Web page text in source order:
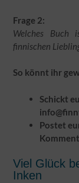
Frage 2:
Welches Buch
finnischen
So könnt ihr
Schickt
Postet
Viel Glück
Inken